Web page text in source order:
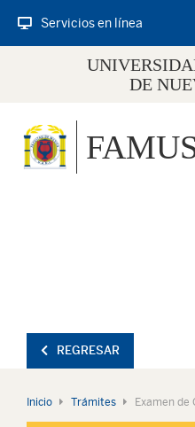
Servicios en línea
DE
REGRESAR
Inicio Trámites Examen de